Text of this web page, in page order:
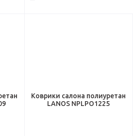
Коврики салона полиуретан
LANOS NPLPO1225